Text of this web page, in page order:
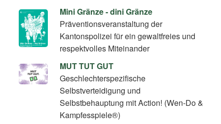
Mini Gränze - dini Gränze
Präventionsveranstaltung der
Kantonspolizei für ein gewaltfreies und
respektvolles Miteinander
MUT TUT GUT
Geschlechterspezifische
Selbstverteidigung und
Selbstbehauptung mit Action! (Wen-Do &
Kampfesspiele®)